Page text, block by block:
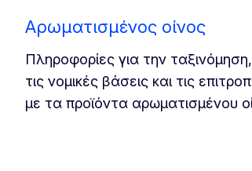
Αρωματισμένος οίνος
Πληροφορίες για την ταξινόμηση,
τις νομικές βάσεις και τις
με τα προϊόντα αρωματισμένου